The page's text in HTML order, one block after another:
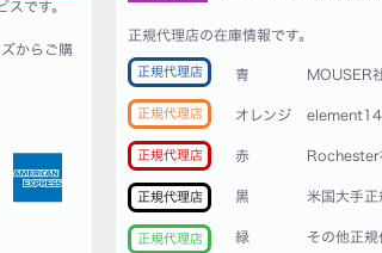
です。
からご購
正規代理店の在庫情報です。
正規代理店
正規代理店
正規代理店
正規代理店
正規代理店
青 MOUSER
オレンジ element14
赤 Rochester
黒 米国大手
緑 その他正規